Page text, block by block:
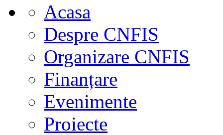
Acasa
Despre CNFIS
Organizare CNFIS
Finanțare
Evenimente
Proiecte